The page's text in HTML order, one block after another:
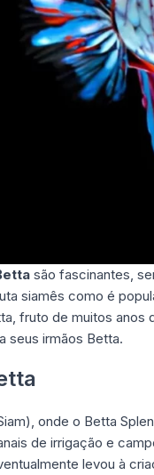
são fascinantes,
siamês como é
fruto de muitos
seus irmãos Betta.
onde o Betta
de irrigação e
levou à